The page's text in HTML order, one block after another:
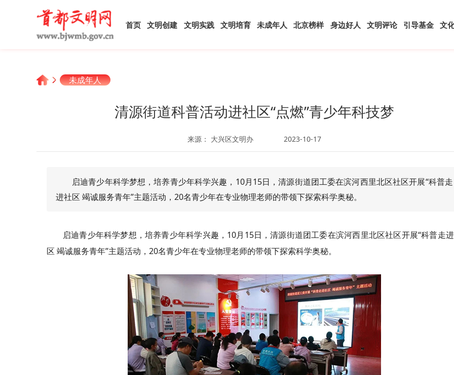
首页 文明创建 文明实践 文明培育 未成年人 北京榜样 身边好人 文明评论 引导基金 文
未成年人
清源街道科普活动进社区“点燃”青少年科技梦
来源： 大兴区文明办 2023-10-17
启迪青少年科学梦想，培养青少年科学兴趣，10月15日，清源街道团工委在滨河西里北区社区开展“科普走
进社区 竭诚服务青年”主题活动，20名青少年在专业物理老师的带领下探索科学奥秘。
启迪青少年科学梦想，培养青少年科学兴趣，10月15日，清源街道团工委在滨河西里北区社区开展“科普走
区 竭诚服务青年”主题活动，20名青少年在专业物理老师的带领下探索科学奥秘。